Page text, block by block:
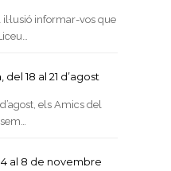
il·lusió informar-vos que
18 al 21 d’agost
els Amics del
4 al 8 de novembre